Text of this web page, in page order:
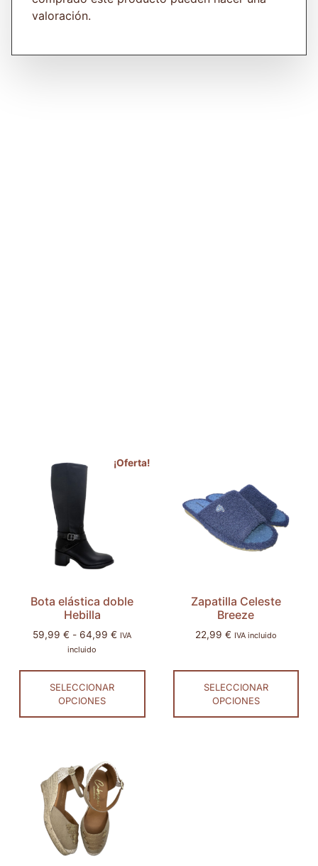
valoración.
¡Oferta!
Bota elástica doble
Hebilla
59,99€ - 64,99€ IVA
incluido
SELECCIONAR
OPCIONES
Zapatilla Celeste
Breeze
22,99 € IVA incluido
SELECCIONAR
OPCIONES